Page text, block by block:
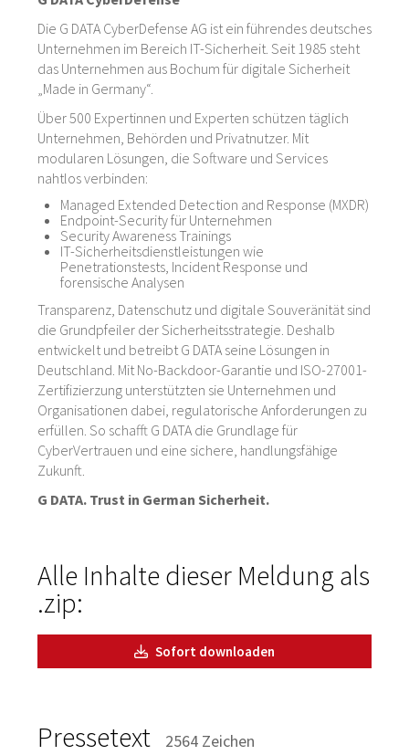
Die G DATA CyberDefense AG ist ein führendes deutsches
Unternehmen im Bereich IT-Sicherheit. Seit 1985 steht
das Unternehmen aus Bochum für digitale Sicherheit
„Made in Germany“.
Über 500 Expertinnen und Experten schützen täglich
Unternehmen, Behörden und Privatnutzer. Mit
modularen Lösungen, die Software und Services
nahtlos verbinden:
Managed Extended Detection and Response (MXDR)
Endpoint-Security für Unternehmen
Security Awareness Trainings
IT-Sicherheitsdienstleistungen wie
Penetrationstests, Incident Response und
forensische Analysen
Transparenz, Datenschutz und digitale Souveränität sind
die Grundpfeiler der Sicherheitsstrategie. Deshalb
entwickelt und betreibt G DATA seine Lösungen in
Deutschland. Mit No-Backdoor-Garantie und ISO-27001-
Zertifizierzung unterstützten sie Unternehmen und
Organisationen dabei, regulatorische Anforderungen zu
erfüllen. So schafft G DATA die Grundlage für
CyberVertrauen und eine sichere, handlungsfähige
Zukunft.
G DATA. Trust in German Sicherheit.
Alle Inhalte dieser Meldung als
.zip:
Sofort downloaden
Pressetext 2564 Zeichen